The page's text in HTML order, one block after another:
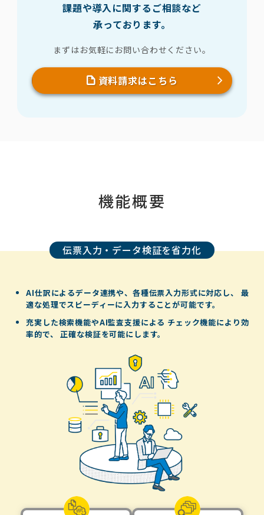
課題や導入に関するご相談など
承っております。
まずはお気軽にお問い合わせください。
資料請求はこちら
機能概要
伝票入力・データ検証を省力化
AI仕訳によるデータ連携や、各種伝票入力形式に対応し、
最
適な処理でスピーディーに入力することが可能です。
充実した検索機能やAI監査支援による チェック機能により効
率的で、
正確な検証を可能にします。